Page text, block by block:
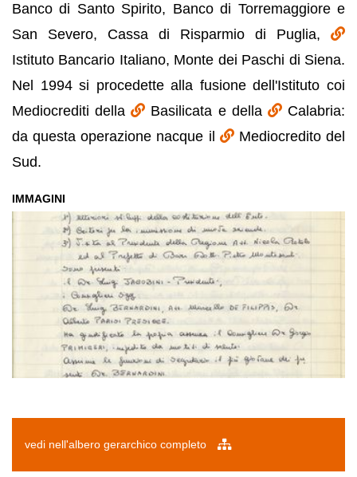
Banco di Santo Spirito, Banco di Torremaggiore e
San Severo, Cassa di Risparmio di Puglia,
Istituto Bancario Italiano, Monte dei Paschi di Siena.
Nel 1994 si procedette alla fusione dell'Istituto coi
Mediocrediti della
Basilicata e della
Calabria:
da questa operazione nacque il
Mediocredito del
Sud.
IMMAGINI
vedi nell'albero gerarchico completo